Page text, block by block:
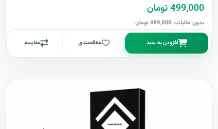
499,000 تومان
بدون مالیات: 499,000 تومان
افزودن به سبد علاقه‌مندی مقایسه